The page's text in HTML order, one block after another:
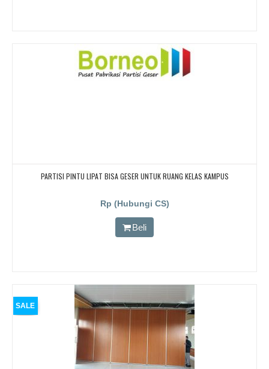
PARTISI PINTU LIPAT BISA GESER UNTUK RUANG KELAS KAMPUS
Rp (Hubungi CS)
Beli
SALE